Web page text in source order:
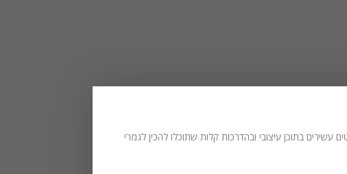
בתוכן עיצובי ובהדרכות קלות שתוכלו להכין לגמרי